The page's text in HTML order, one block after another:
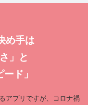
め⼿は
」と
ド」
アプリですが、コロナ禍